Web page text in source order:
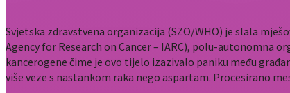
Svjetska zdravstvena organizacija (SZO/WHO) je slala
Agency for Research on Cancer – IARC), polu-autonomna
kancerogene čime je ovo tijelo izazivalo paniku među
više veze s nastankom raka nego aspartam. Procesirano